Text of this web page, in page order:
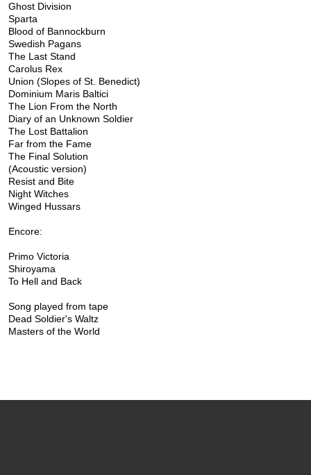
Ghost Division
Sparta
Blood of Bannockburn
Swedish Pagans
The Last Stand
Carolus Rex
Union (Slopes of St. Benedict)
Dominium Maris Baltici
The Lion From the North
Diary of an Unknown Soldier
The Lost Battalion
Far from the Fame
The Final Solution
(Acoustic version)
Resist and Bite
Night Witches
Winged Hussars
Encore:
Primo Victoria
Shiroyama
To Hell and Back
Song played from tape
Dead Soldier's Waltz
Masters of the World